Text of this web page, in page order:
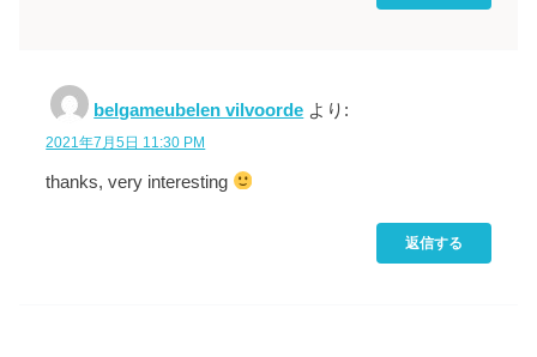
belgameubelen vilvoorde より:
2021年7月5日 11:30 PM
thanks, very interesting
返信する